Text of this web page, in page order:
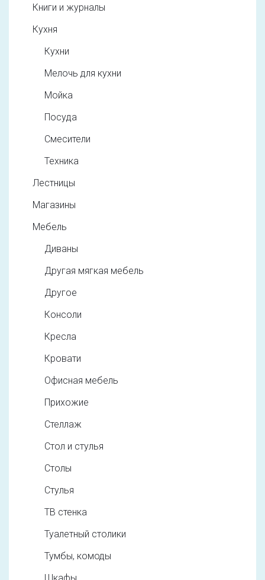
Книги и журналы
Кухня
Кухни
Мелочь для кухни
Мойка
Посуда
Смесители
Техника
Лестницы
Магазины
Мебель
Диваны
Другая мягкая мебель
Другое
Консоли
Кресла
Кровати
Офисная мебель
Прихожие
Стеллаж
Стол и стулья
Столы
Стулья
ТВ стенка
Туалетный столики
Тумбы, комоды